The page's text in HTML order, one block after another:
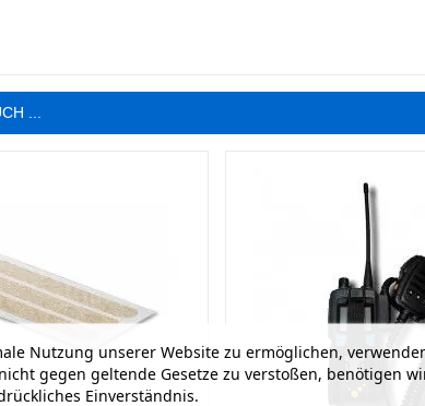
...
Nutzung unserer Website zu ermöglichen,
gegen geltende Gesetze zu verstoßen, benötigen
Einverständnis.